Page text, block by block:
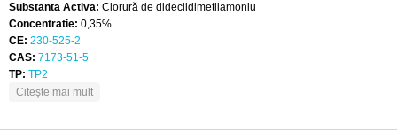
Substanta Activa: Clorură de didecildimetilamoniu
Concentratie: 0,35%
CE: 230-525-2
CAS: 7173-51-5
TP: TP2
Citește mai mult